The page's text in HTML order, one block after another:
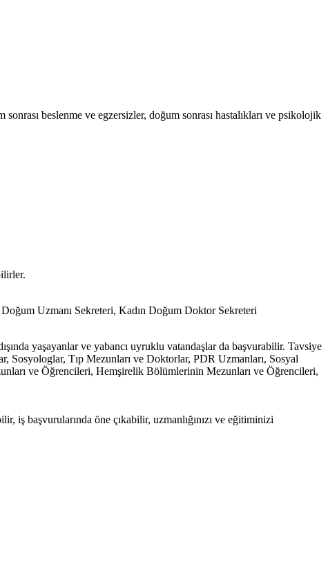
beslenme ve egzersizler, doğum sonrası hastalıkları ve psikolojik
Uzmanı Sekreteri, Kadın Doğum Doktor Sekreteri
yaşayanlar ve yabancı uyruklu vatandaşlar da başvurabilir. Tavsiye
Sosyologlar, Tıp Mezunları ve Doktorlar, PDR Uzmanları, Sosyal
ve Öğrencileri, Hemşirelik Bölümlerinin Mezunları ve Öğrencileri,
başvurularında öne çıkabilir, uzmanlığınızı ve eğitiminizi